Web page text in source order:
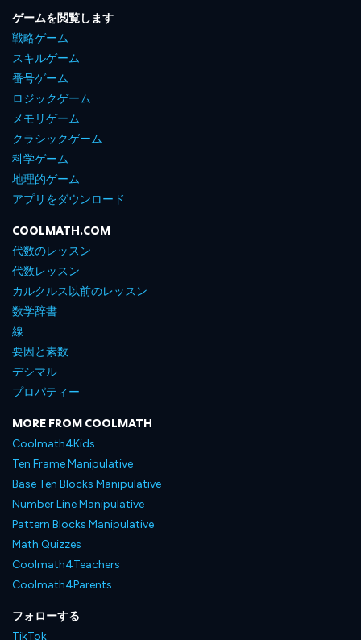
ゲームを閲覧します
戦略ゲーム
スキルゲーム
番号ゲーム
ロジックゲーム
メモリゲーム
クラシックゲーム
科学ゲーム
地理的ゲーム
アプリをダウンロード
COOLMATH.COM
代数のレッスン
代数レッスン
カルクルス以前のレッスン
数学辞書
線
要因と素数
デシマル
プロパティー
MORE FROM COOLMATH
Coolmath4Kids
Ten Frame Manipulative
Base Ten Blocks Manipulative
Number Line Manipulative
Pattern Blocks Manipulative
Math Quizzes
Coolmath4Teachers
Coolmath4Parents
フォローする
TikTok